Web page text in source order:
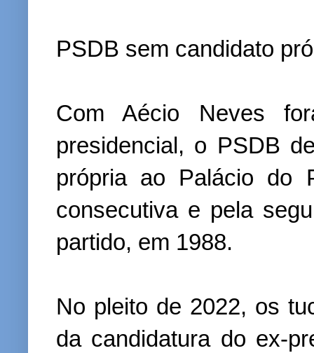
PSDB sem candidato
Com Aécio Neves
presidencial, o PSDB
própria ao Palácio do
consecutiva e pela
partido, em 1988.
No pleito de 2022, os
da candidatura do ex-